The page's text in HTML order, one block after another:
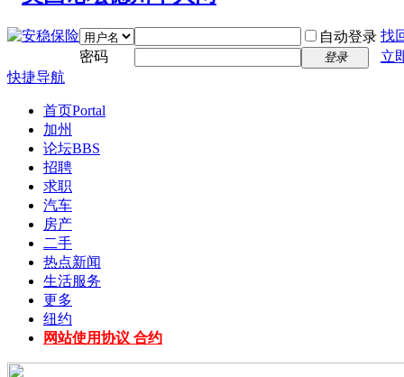
自动登录 找
密码
登录
立
快捷导航
首页Portal
加州
论坛BBS
招聘
求职
汽车
房产
二手
热点新闻
生活服务
更多
纽约
网站使用协议 合约